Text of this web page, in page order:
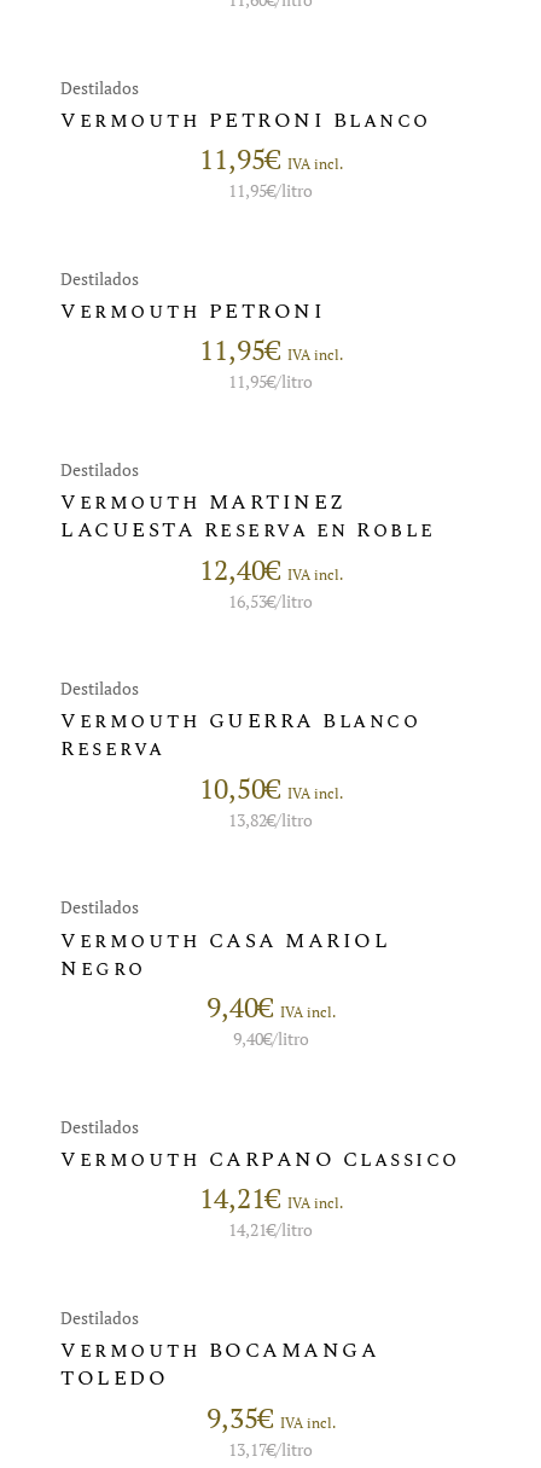
Destilados
Vermouth PETRONI Blanco
11,95€ IVA incl.
11,95€/litro
Destilados
Vermouth PETRONI
11,95€ IVA incl.
11,95€/litro
Destilados
Vermouth MARTINEZ
LACUESTA Reserva en Roble
12,40€ IVA incl.
16,53€/litro
Destilados
Vermouth GUERRA Blanco
Reserva
10,50€ IVA incl.
13,82€/litro
Destilados
Vermouth CASA MARIOL
Negro
9,40€ IVA incl.
9,40€/litro
Destilados
Vermouth CARPANO Classico
14,21€ IVA incl.
14,21€/litro
Destilados
Vermouth BOCAMANGA
TOLEDO
9,35€ IVA incl.
13,17€/litro